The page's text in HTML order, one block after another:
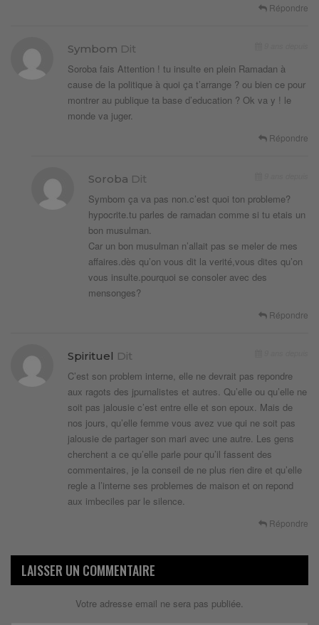
Répondre
Symbom Dit
Soroba fais Attention ! tu insulte en plein Ramadan à
cause de la politique à quoi ça t’arrange ? ou bien ce pour
montrer au publique ta base d’education ? Ok va y ! le
monde va juger.
Répondre
Soroba Dit
Symbom ça va pas non.c’est quoi ton probleme?
hypocrite.tu parles de ramadan comme si tu etais un
bon musulman.
Car un bon musulman n’allait pas se meler de mes
affaires.dès qu’on vous dit la verité,vous dites qu’on
vous insulte.pourquoi se consoler avec des
mensonges?
Répondre
Spirituel Dit
C’est son problem interne, elle ne devrait pas repondre
aux ragots des jpurnalistes et autres. Qu’elle ou qu’elle ne
soit pas jalousie c’est entre elle et son epoux. Mais de
nos jours, qu’elle femme vous avez vue qui ne soit pas
jalousie de partager son mari avec une autre. Les gens
cherchent a ce qu’elle parle pour qu’il fassent des
commentaires, je la conseil de ne plus rien dire et qu’elle
regle a l’interne ses problemes de maison et on repond
aux imbeciles par le silence.
Répondre
LAISSER UN COMMENTAIRE
Votre adresse email ne sera pas publiée.